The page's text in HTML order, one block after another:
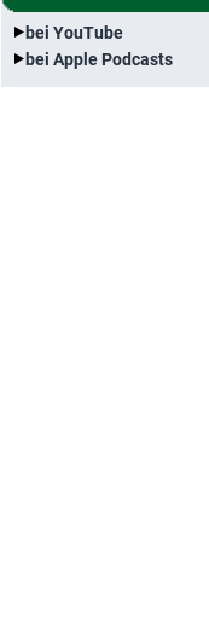
bei YouTube
bei Apple Podcasts